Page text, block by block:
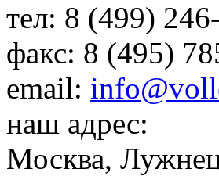
тел: 8 (499)
факс: 8 (495)
email:
наш адрес:
Москва,